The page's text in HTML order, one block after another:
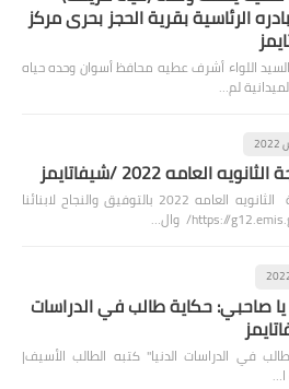
الرئاسية بقرية الحجز بحرى مركز
اللواء أشرف عطيه محافظ أسوان وحده حياه
لم…
العامه 2022 /شيفاتايمز
ل معرفة نتيجة الثانويه العامه 2022 بالتوفيق والنجاح لابنائنا
صاحبي: حكاية طالب في الدراسات
في الدراسات الدنيا" كتبه الطالب الأسيف|